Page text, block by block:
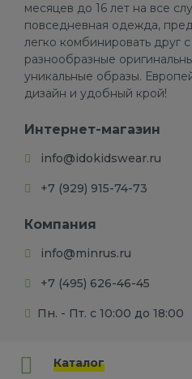
месяцев до 16 лет на все
повседневная одежда,
легко комбинировать друг
разнообразные
уникальные образы.
дизайн и удобный крой!
Интернет-магазин
info@idokidswear.ru
+7 (929) 915-74-73
Компания
info@minrus.ru
+7 (495) 626-46-45
Пн. - Пт. с 10:00 до 18:00
Каталог